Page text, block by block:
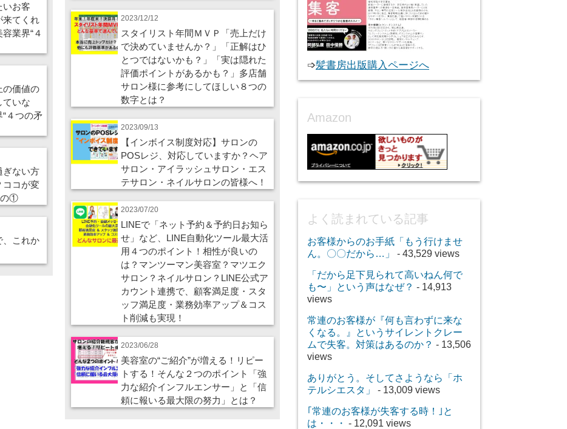
お客
来てくれ
業界“４
価値の
ていな
４つの矛
ない方
ココが変
の①
、これか
2023/12/12
スタイリスト年間ＭＶＰ「売上だけ
で決めていませんか？」「正解はひ
とつではないかも？」「実は隠れた
評価ポイントがあるかも？」多店舗
サロン様に参考にしてほしい８つの
数字とは？
2023/09/13
【インボイス制度対応】サロンの
POSレジ、対応していますか？ヘア
サロン・アイラッシュサロン・エス
テサロン・ネイルサロンの皆様へ！
2023/07/20
LINEで「ネット予約＆予約日お知ら
せ」など、LINE自動化ツール最大活
用４つのポイント！相性が良いの
は？マンツーマン美容室？マツエク
サロン？ネイルサロン？LINE公式ア
カウント連携で、顧客満足度・スタ
ッフ満足度・業務効率アップ＆コス
ト削減も実現！
2023/06/28
美容室の“ご紹介”が増える！リピー
トする！そんな２つのポイント「強
力な紹介インフルエンサー」と「信
頼に報いる最大限の努力」とは？
➩髪書房出版購入ページへ
Amazon
よく読まれている記事
お客様からのお手紙「もう行けませ
ん。〇〇だから…」
- 43,529 views
「だから足下見られて高いねん何で
も〜」という声はなぜ？ - 14,913
views
常連のお客様が『何も言わずに来な
くなる。』というサイレントクレー
ムで失客。対策はあるのか？ - 13,506
views
ありがとう。そしてさようなら「ホ
テルシエスタ」
- 13,009 views
｢常連のお客様が失客する時！｣と
は・・・ - 12,091 views